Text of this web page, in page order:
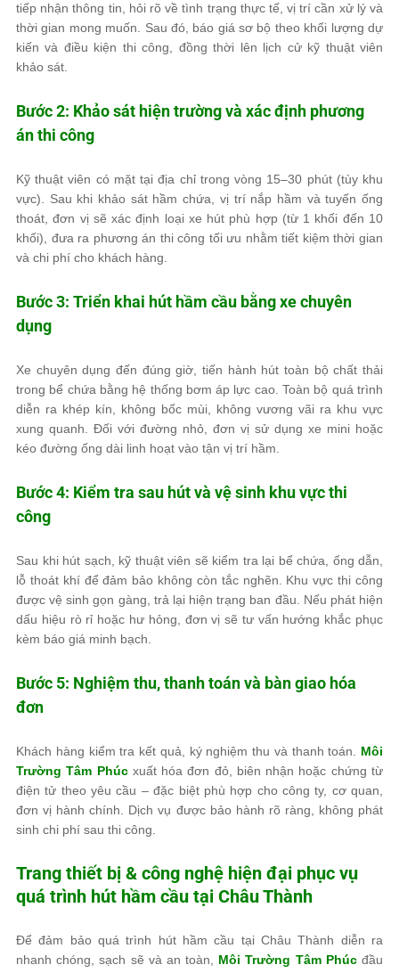
tiếp nhận thông tin, hỏi rõ về tình trạng thực tế, vị trí cần xử lý và
thời gian mong muốn. Sau đó, báo giá sơ bộ theo khối lượng dự
kiến và điều kiện thi công, đồng thời lên lịch cử kỹ thuật viên
khảo sát.
Bước 2: Khảo sát hiện trường và xác định phương
án thi công
Kỹ thuật viên có mặt tại địa chỉ trong vòng 15–30 phút (tùy khu
vực). Sau khi khảo sát hầm chứa, vị trí nắp hầm và tuyến ống
thoát, đơn vị sẽ xác định loại xe hút phù hợp (từ 1 khối đến 10
khối), đưa ra phương án thi công tối ưu nhằm tiết kiệm thời gian
và chi phí cho khách hàng.
Bước 3: Triển khai hút hầm cầu bằng xe chuyên
dụng
Xe chuyên dụng đến đúng giờ, tiến hành hút toàn bộ chất thải
trong bể chứa bằng hệ thống bơm áp lực cao. Toàn bộ quá trình
diễn ra khép kín, không bốc mùi, không vương vãi ra khu vực
xung quanh. Đối với đường nhỏ, đơn vị sử dụng xe mini hoặc
kéo đường ống dài linh hoạt vào tận vị trí hầm.
Bước 4: Kiểm tra sau hút và vệ sinh khu vực thi
công
Sau khi hút sạch, kỹ thuật viên sẽ kiểm tra lại bể chứa, ống dẫn,
lỗ thoát khí để đảm bảo không còn tắc nghẽn. Khu vực thi công
được vệ sinh gọn gàng, trả lại hiện trạng ban đầu. Nếu phát hiện
dấu hiệu rò rỉ hoặc hư hỏng, đơn vị sẽ tư vấn hướng khắc phục
kèm báo giá minh bạch.
Bước 5: Nghiệm thu, thanh toán và bàn giao hóa
đơn
Khách hàng kiểm tra kết quả, ký nghiệm thu và thanh toán. Môi
Trường Tâm Phúcxuất hóa đơn đỏ, biên nhận hoặc chứng từ
điện tử theo yêu cầu – đặc biệt phù hợp cho công ty, cơ quan,
đơn vị hành chính. Dịch vụ được bảo hành rõ ràng, không phát
sinh chi phí sau thi công.
Trang thiết bị & công nghệ hiện đại phục vụ
quá trình hút hầm cầu tại Châu Thành
Để đảm bảo quá trình hút hầm cầu tại Châu Thành diễn ra
nhanh chóng, sạch sẽ và an toàn, Môi Trường Tâm Phúcđầu